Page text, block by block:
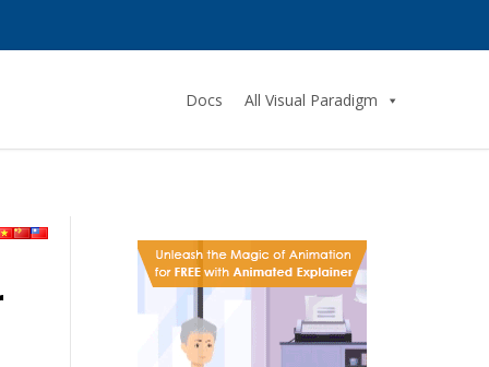
Docs All Visual Paradigm